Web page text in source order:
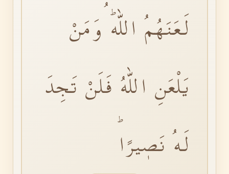
لَعَنَهُمُ اللّٰهُۜ وَمَنْ
يَلْعَنِ اللّٰهُ فَلَنْ تَجِدَ
لَهُ نَصٖيرًاۜ